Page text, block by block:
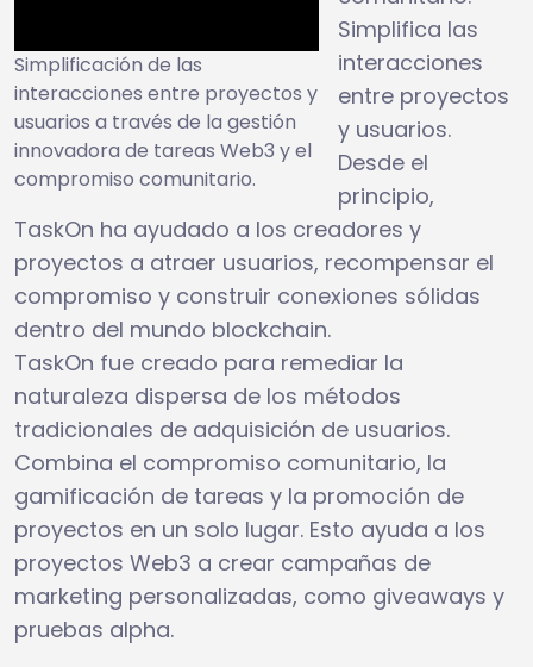
Simplificación de las
interacciones entre proyectos y
usuarios a través de la gestión
innovadora de tareas Web3 y el
compromiso comunitario.
Simplifica las
interacciones
entre proyectos
y usuarios.
Desde el
principio,
TaskOn ha ayudado a los creadores y
proyectos a atraer usuarios, recompensar el
compromiso y construir conexiones sólidas
dentro del mundo blockchain.
TaskOn fue creado para remediar la
naturaleza dispersa de los métodos
tradicionales de adquisición de usuarios.
Combina el compromiso comunitario, la
gamificación de tareas y la promoción de
proyectos en un solo lugar. Esto ayuda a los
proyectos Web3 a crear campañas de
marketing personalizadas, como giveaways y
pruebas alpha.